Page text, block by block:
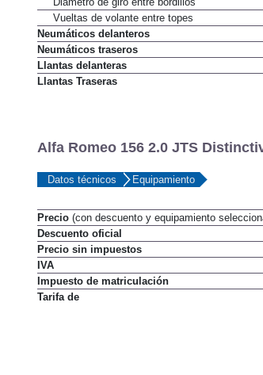
Vueltas de volante entre topes
Neumáticos delanteros
Neumáticos traseros
Llantas delanteras
Llantas Traseras
Alfa Romeo 156 2.0 JTS
Datos técnicos Equipamiento
Precio (con descuento y equipamiento
Descuento oficial
Precio sin impuestos
IVA
Impuesto de matriculación
Tarifa de